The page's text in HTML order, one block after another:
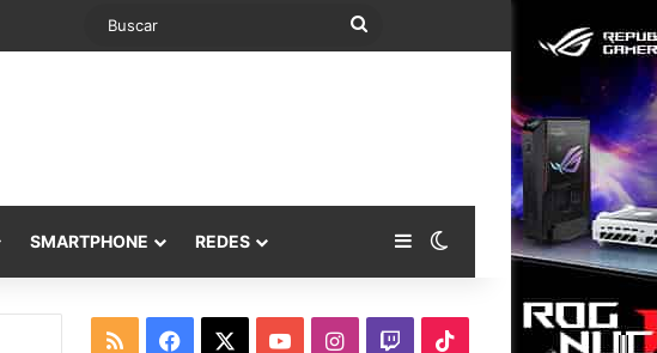
Buscar
SMARTPHONE REDES Barra lateral
Switch skin
RSS Facebook YouTubeInstagram
TwitchTikTok